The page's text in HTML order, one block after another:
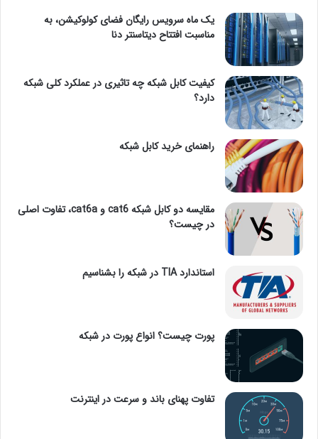
یک ماه سرویس رایگان فضای کولوکیشن، به
مناسبت افتتاح دیتاسنتر دنا
کیفیت کابل شبکه چه تاثیری در عملکرد کلی شبکه
دارد؟
راهنمای خرید کابل شبکه
مقایسه دو کابل شبکه cat6 و cat6a، تفاوت اصلی
در چیست؟
استاندارد TIA در شبکه را بشناسیم
پورت چیست؟ انواع پورت در شبکه
تفاوت پهنای باند و سرعت در اینترنت